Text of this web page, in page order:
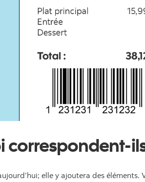
correspondent-
elle y ajoutera des éléments.